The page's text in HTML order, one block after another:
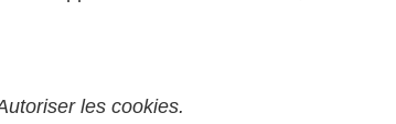
les cookies.